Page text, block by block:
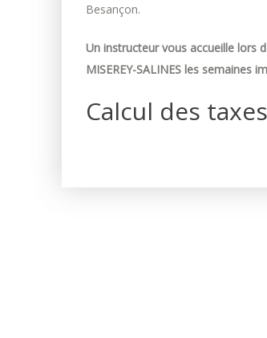
Besançon.
Un instructeur vous accueille lors
MISEREY-SALINES les semaines
Calcul des